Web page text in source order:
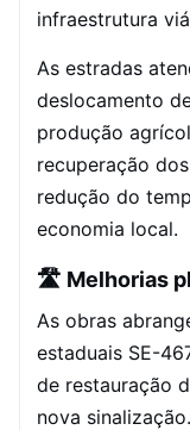
infraestrutura
As estradas
deslocamento
produção
recuperação
redução do
economia local.
🛣️ Melhorias
As obras
estaduais SE-
de restauração
nova sinalização.